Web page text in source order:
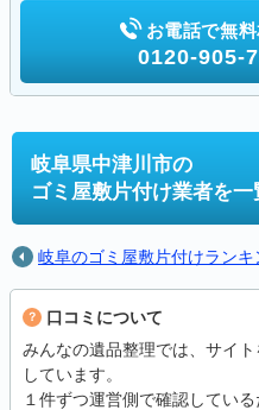
お電話で無
0120-905-
岐阜県中津川市の
ゴミ屋敷片付け業者を一
岐阜のゴミ屋敷片付けランキ
口コミについて
みんなの遺品整理では、サイ
しています。
１件ずつ運営側で確認してい